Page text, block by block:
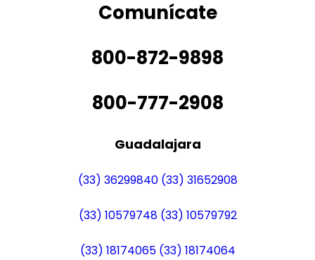
Comunícate
800-872-9898
800-777-2908
Guadalajara
(33) 36299840 (33) 31652908
(33) 10579748 (33) 10579792
(33) 18174065 (33) 18174064